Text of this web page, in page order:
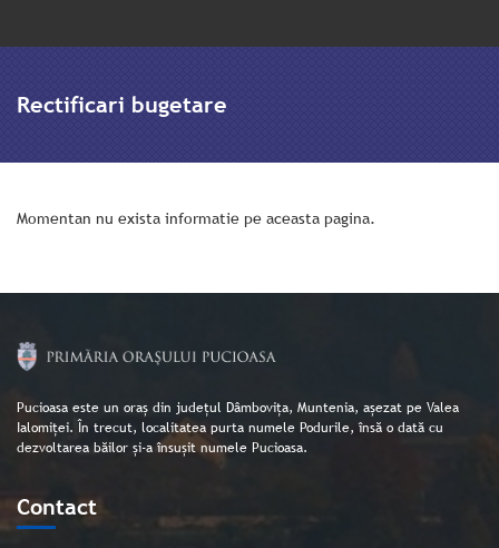
Rectificari bugetare
Momentan nu exista informatie pe aceasta pagina.
Pucioasa este un oraș din județul Dâmbovița, Muntenia, așezat pe Valea
Ialomiței. În trecut, localitatea purta numele Podurile, însă o dată cu
dezvoltarea băilor și-a însușit numele Pucioasa.
Contact